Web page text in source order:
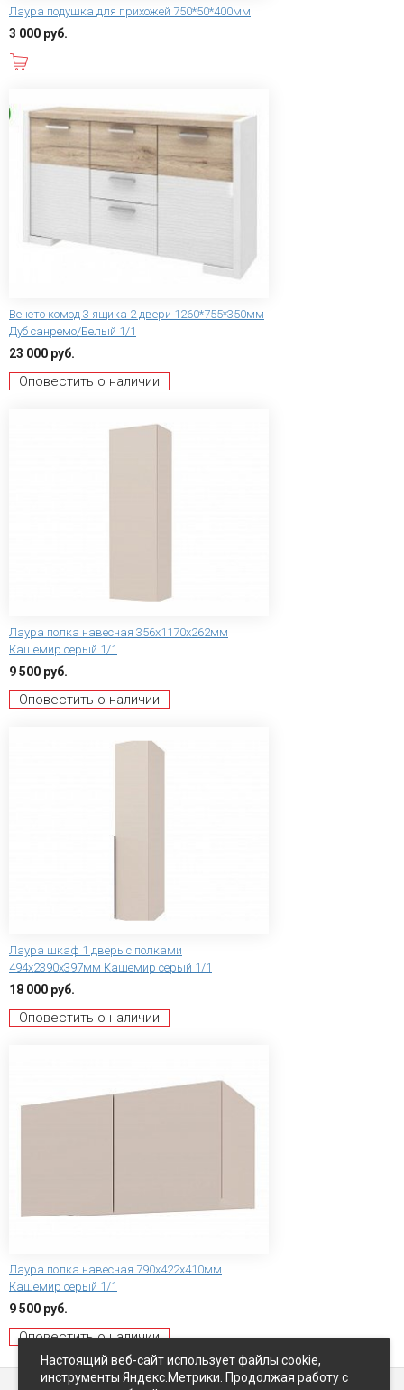
Лаура подушка для прихожей 750*50*400мм
3 000 руб.
Венето комод 3 ящика 2 двери 1260*755*350мм
Дуб санремо/Белый 1/1
23 000 руб.
Оповестить о наличии
Лаура полка навесная 356x1170x262мм
Кашемир серый 1/1
9 500 руб.
Оповестить о наличии
Лаура шкаф 1 дверь с полками
494x2390x397мм Кашемир серый 1/1
18 000 руб.
Оповестить о наличии
Лаура полка навесная 790x422x410мм
Кашемир серый 1/1
9 500 руб.
Оповестить о наличии
Настоящий веб-сайт использует файлы cookie,
инструменты Яндекс.Метрики. Продолжая работу с